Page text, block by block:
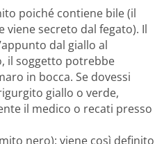
poiché contiene bile (il
viene secreto dal fegato). Il
dal giallo al
il soggetto potrebbe
in bocca. Se dovessi
giallo o verde,
il medico o recati presso
nero): viene così definito